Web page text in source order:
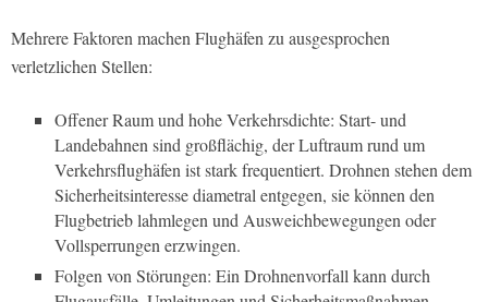
Mehrere Faktoren machen Flughäfen zu ausgesprochen
verletzlichen Stellen:
Offener Raum und hohe Verkehrsdichte: Start- und
Landebahnen sind großflächig, der Luftraum rund um
Verkehrsflughäfen ist stark frequentiert. Drohnen stehen dem
Sicherheitsinteresse diametral entgegen, sie können den
Flugbetrieb lahmlegen und Ausweichbewegungen oder
Vollsperrungen erzwingen.
Folgen von Störungen: Ein Drohnenvorfall kann durch